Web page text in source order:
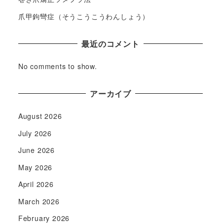
爪甲鉤彎症（そうこうこうわんしょう）
最近のコメント
No comments to show.
アーカイブ
August 2026
July 2026
June 2026
May 2026
April 2026
March 2026
February 2026